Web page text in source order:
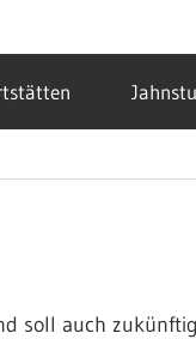
soll auch